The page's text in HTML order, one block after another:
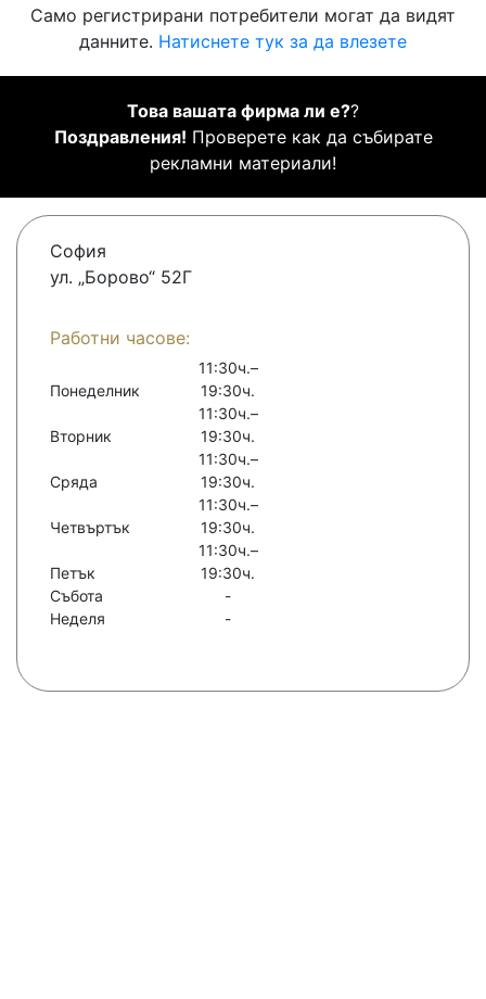
Само регистрирани потребители могат да видят
данните. Натиснете тук за да влезете
Това вашата фирма ли е??
Поздравления! Проверете как да събирате
рекламни материали!
София
ул. „Борово“ 52Г
Работни часове:
Понеделник
11:30ч.–
19:30ч.
Вторник
11:30ч.–
19:30ч.
Сряда
11:30ч.–
19:30ч.
Четвъртък
11:30ч.–
19:30ч.
Петък
11:30ч.–
19:30ч.
Събота
-
Неделя
-